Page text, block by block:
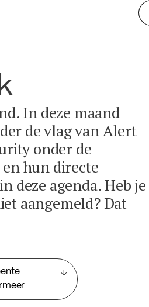
In deze maand
de vlag van Alert
onder de
hun directe
deze agenda. Heb je
aangemeld? Dat